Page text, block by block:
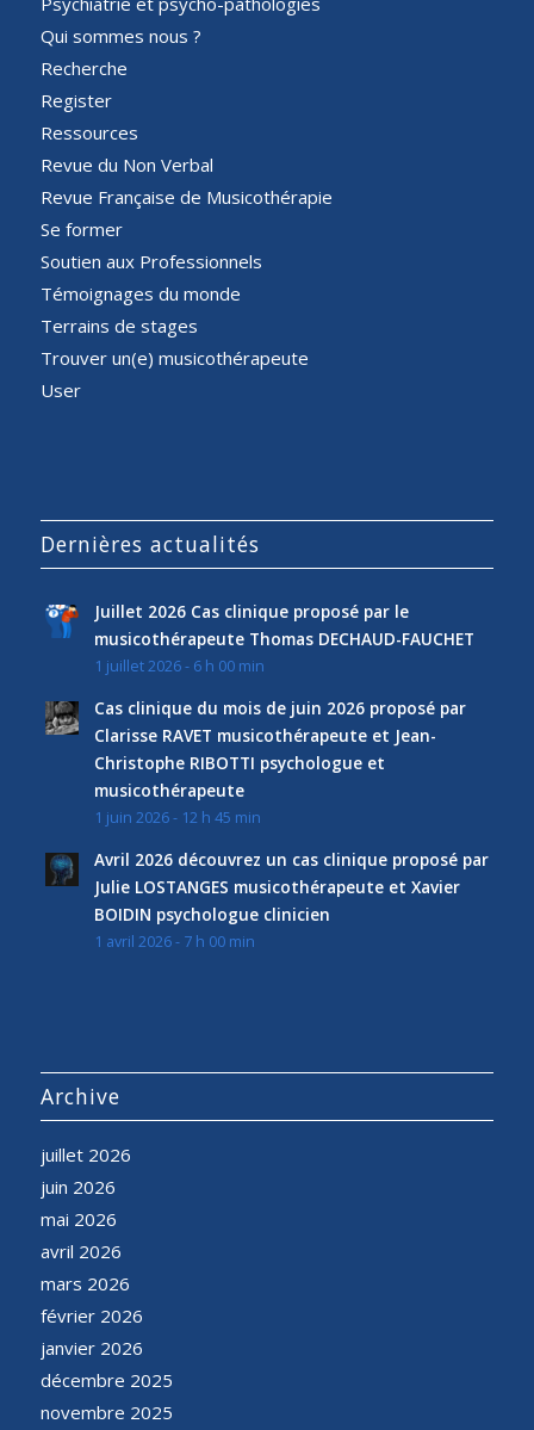
Qui sommes nous ?
Recherche
Register
Ressources
Revue du Non Verbal
Revue Française de Musicothérapie
Se former
Soutien aux Professionnels
Témoignages du monde
Terrains de stages
Trouver un(e) musicothérapeute
User
Dernières actualités
Juillet 2026 Cas clinique proposé par le
musicothérapeute Thomas DECHAUD-FAUCHET
1 juillet 2026 - 6 h 00 min
Cas clinique du mois de juin 2026 proposé par
Clarisse RAVET musicothérapeute et Jean-
Christophe RIBOTTI psychologue et
musicothérapeute
1 juin 2026 - 12 h 45 min
Avril 2026 découvrez un cas clinique proposé par
Julie LOSTANGES musicothérapeute et Xavier
BOIDIN psychologue clinicien
1 avril 2026 - 7 h 00 min
Archive
juillet 2026
juin 2026
mai 2026
avril 2026
mars 2026
février 2026
janvier 2026
décembre 2025
novembre 2025